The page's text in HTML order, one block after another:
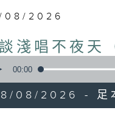
08/2026
淺唱不夜天
00:00
08/2026 -